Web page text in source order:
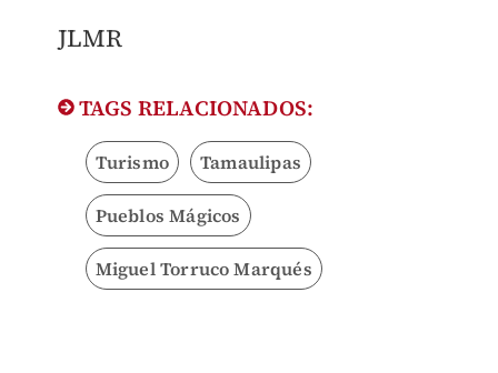
JLMR
TAGS RELACIONADOS:
Turismo Tamaulipas
Pueblos Mágicos
Miguel Torruco Marqués